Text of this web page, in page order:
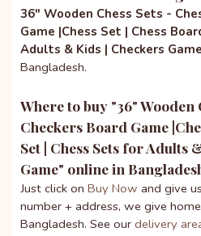
36" Wooden Chess Sets -
Game |Chess Set | Chess
Adults & Kids | Checkers Game
Bangladesh.
Where to buy "36" Wooden
Checkers Board Game
Set | Chess Sets for Adults
Game" online in
Just click on Buy Now and give
number + address, we give
Bangladesh. See our delivery